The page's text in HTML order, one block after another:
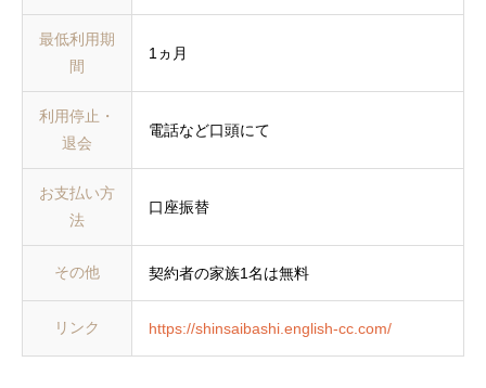
最低利用期
間
1ヵ月
利用停止・
退会
電話など口頭にて
お支払い方
法
口座振替
その他 契約者の家族1名は無料
リンク https://shinsaibashi.english-cc.com/